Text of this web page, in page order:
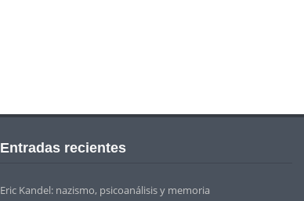
Entradas recientes
Eric Kandel: nazismo, psicoanálisis y memoria